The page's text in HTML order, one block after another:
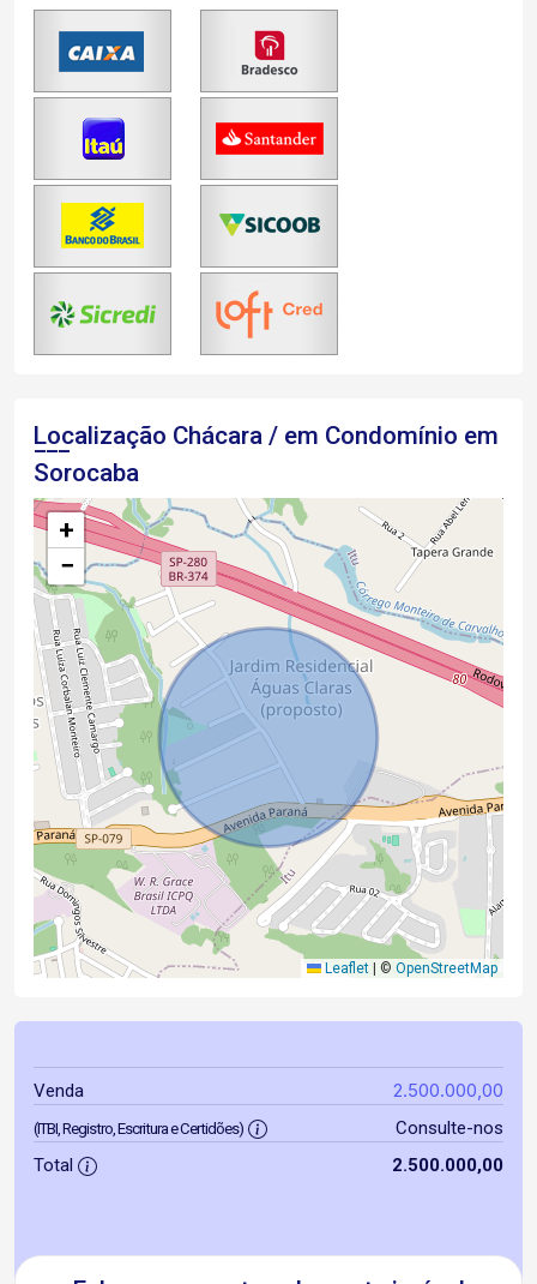
Localização Chácara / em Condomínio em
Sorocaba
+
−
Leaflet © OpenStreetMap
Venda 2.500.000,00
(ITBI, Registro, Escritura e Certidões)
Consulte-nos
Total
2.500.000,00